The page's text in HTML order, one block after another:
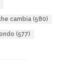
cambia(580)
(577)